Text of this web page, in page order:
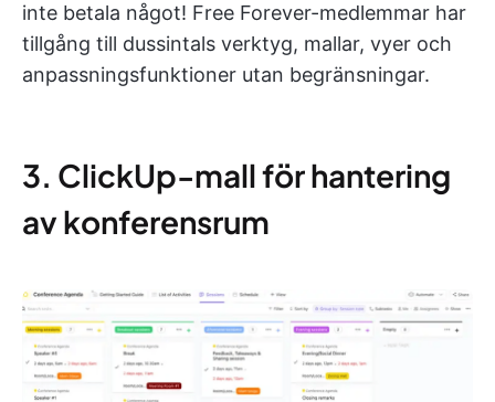
inte betala något! Free Forever-medlemmar har
tillgång till dussintals verktyg, mallar, vyer och
anpassningsfunktioner utan begränsningar.
3. ClickUp-mall för hantering
av konferensrum